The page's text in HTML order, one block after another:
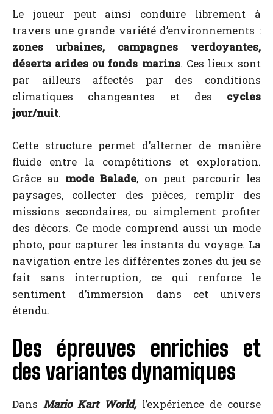
Le joueur peut ainsi conduire librement à
travers une grande variété d’environnements :
zones urbaines, campagnes verdoyantes,
déserts arides ou fonds marins. Ces lieux sont
par ailleurs affectés par des conditions
climatiques changeantes et des cycles
jour/nuit.
Cette structure permet d’alterner de manière
fluide entre la compétitions et exploration.
Grâce au mode Balade, on peut parcourir les
paysages, collecter des pièces, remplir des
missions secondaires, ou simplement profiter
des décors. Ce mode comprend aussi un mode
photo, pour capturer les instants du voyage. La
navigation entre les différentes zones du jeu se
fait sans interruption, ce qui renforce le
sentiment d’immersion dans cet univers
étendu.
Des épreuves enrichies et
des variantes dynamiques
Dans Mario Kart World, l’expérience de course